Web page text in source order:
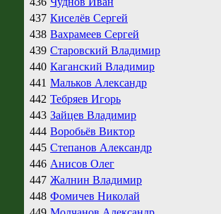
437 Киселёв Сергей
438 Вахрамеев Сергей
439 Старовский Владимир
440 Каганский Владимир
441 Мальков Александр
442 Тебряев Игорь
443 Зайцев Владимир
444 Воробьёв Виктор
445 Степанов Александр
446 Анисов Олег
447 Жалнин Владимир
448 Фомичев Николай